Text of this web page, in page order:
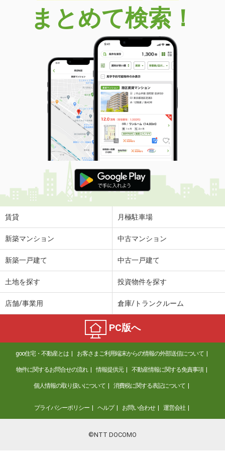
まとめて検索！
賃貸 月極駐車場
新築マンション 中古マンション
新築一戸建て 中古一戸建て
土地を探す 投資物件を探す
店舗/事業用 倉庫/トランクルーム
PC版へ
goo住宅・不動産とは お客さまご利用端末からの情報の外部送信について
物件に関するお問合せの流れ 情報提供元 不動産情報に関する免責事項
個人情報の取り扱いについて 消費税に関する表記について
プライバシーポリシー ヘルプ お問い合わせ 運営会社
©NTT DOCOMO